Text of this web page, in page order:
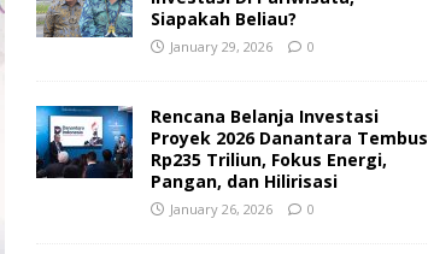
Siapakah Beliau?
January 29, 2026 0
Rencana Belanja Investasi
Proyek 2026 Danantara Tembus
Rp235 Triliun, Fokus Energi,
Pangan, dan Hilirisasi
January 26, 2026 0